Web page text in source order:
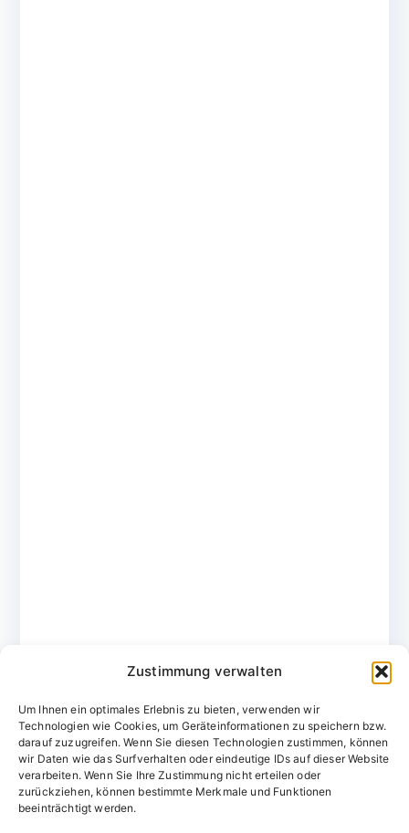
Zustimmung verwalten
Um Ihnen ein optimales Erlebnis zu bieten, verwenden wir
Technologien wie Cookies, um Geräteinformationen zu speichern bzw.
darauf zuzugreifen. Wenn Sie diesen Technologien zustimmen, können
wir Daten wie das Surfverhalten oder eindeutige IDs auf dieser Website
verarbeiten. Wenn Sie Ihre Zustimmung nicht erteilen oder
zurückziehen, können bestimmte Merkmale und Funktionen
beeinträchtigt werden.
Domainvergabestelle.de